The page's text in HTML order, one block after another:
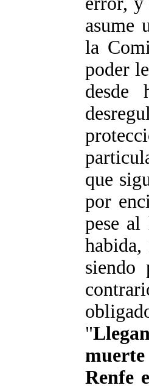
asume
la
poder
desde
que
por
pese
siendo
"
Renfe